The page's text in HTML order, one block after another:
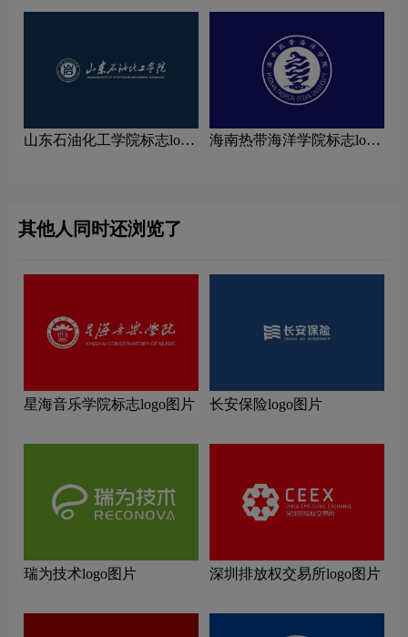
山东石油化工学院标志logo
海南热带海洋学院标志logo
其他人同时还浏览了
星海音乐学院标志logo图片 长安保险logo图片
瑞为技术logo图片 深圳排放权交易所logo图片